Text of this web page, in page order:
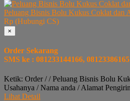
Peluang Bisnis Bolu Kukus Coklat dan
Rp (Hubungi CS)
×
Order Sekarang
SMS ke : 081233144166, 08123386165
Ketik: Order / / Peluang Bisnis Bolu
Usahanya / Nama anda / Alamat
Lihat Detail